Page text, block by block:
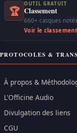
🏆
OUTIL GRATUIT
Classement
660+ casques
Voir le
PROTOCOLES &
À propos &
L'Officine Audio
Divulgation des liens
CGU